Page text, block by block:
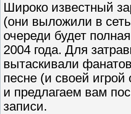
Широко известный
(они выложили в
очереди будет
2004 года. Для
вытаскивали
песне (и своей
и предлагаем вам
записи.